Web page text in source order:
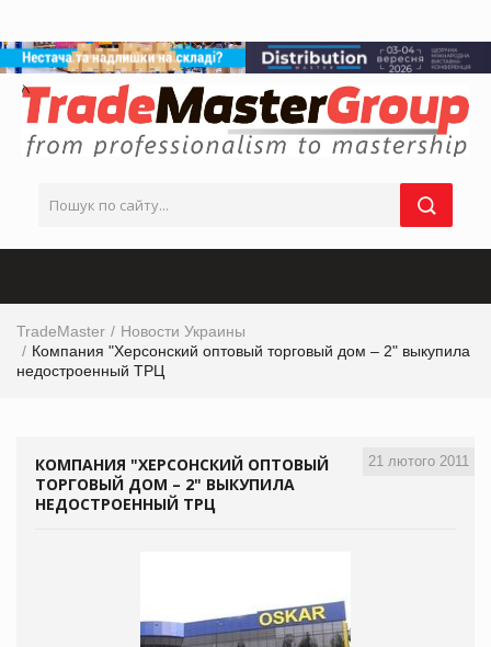
TradeMaster
Новости Украины
Компания "Херсонский оптовый торговый дом – 2" выкупила
недостроенный ТРЦ
21 лютого 2011
КОМПАНИЯ "ХЕРСОНСКИЙ ОПТОВЫЙ
ТОРГОВЫЙ ДОМ – 2" ВЫКУПИЛА
НЕДОСТРОЕННЫЙ ТРЦ